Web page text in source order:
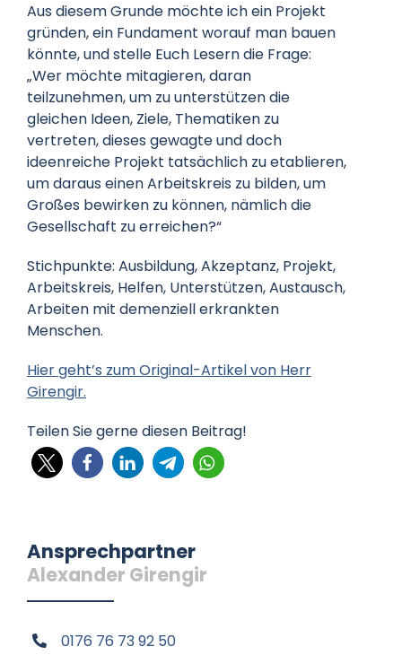
Aus diesem Grunde möchte ich ein Projekt
gründen, ein Fundament worauf man bauen
könnte, und stelle Euch Lesern die Frage:
„Wer möchte mitagieren, daran
teilzunehmen, um zu unterstützen die
gleichen Ideen, Ziele, Thematiken zu
vertreten, dieses gewagte und doch
ideenreiche Projekt tatsächlich zu etablieren,
um daraus einen Arbeitskreis zu bilden, um
Großes bewirken zu können, nämlich die
Gesellschaft zu erreichen?“
Stichpunkte: Ausbildung, Akzeptanz, Projekt,
Arbeitskreis, Helfen, Unterstützen, Austausch,
Arbeiten mit demenziell erkrankten
Menschen.
Hier geht’s zum Original-Artikel von Herr
Girengir.
Teilen Sie gerne diesen Beitrag!
Ansprechpartner
Alexander Girengir
0176 76 73 92 50